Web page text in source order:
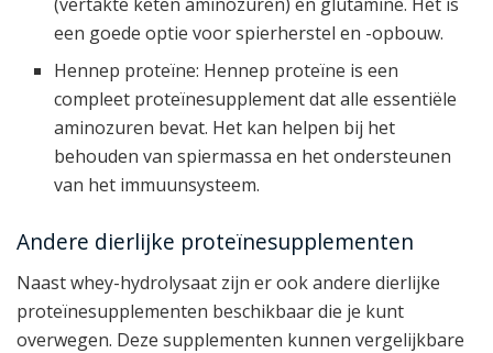
een goede optie voor spierherstel en -opbouw.
Hennep proteïne: Hennep proteïne is een
compleet proteïnesupplement dat alle essentiële
aminozuren bevat. Het kan helpen bij het
behouden van spiermassa en het ondersteunen
van het immuunsysteem.
Andere dierlijke proteïnesupplementen
Naast whey-hydrolysaat zijn er ook andere dierlijke
proteïnesupplementen beschikbaar die je kunt
overwegen. Deze supplementen kunnen vergelijkbare